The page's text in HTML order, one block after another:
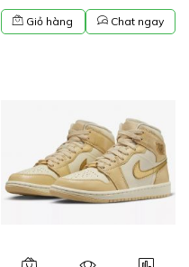
Giỏ hàng Chat ngay